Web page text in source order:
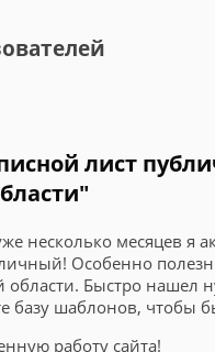
лист
несколько месяцев я
Особенно
области. Быстро нашел
базу шаблонов, чтобы
работу сайта!